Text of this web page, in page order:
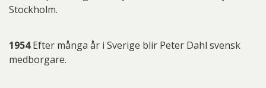
Stockholm.
1954Efter många år i Sverige blir Peter Dahl svensk
medborgare.